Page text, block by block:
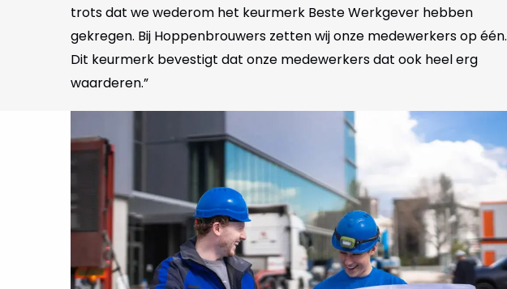
trots dat we wederom het keurmerk Beste Werkgever hebben
gekregen. Bij Hoppenbrouwers zetten wij onze medewerkers op één.
Dit keurmerk bevestigt dat onze medewerkers dat ook heel erg
waarderen.”